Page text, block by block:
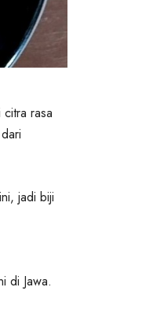
citra rasa
jadi biji
di Jawa.